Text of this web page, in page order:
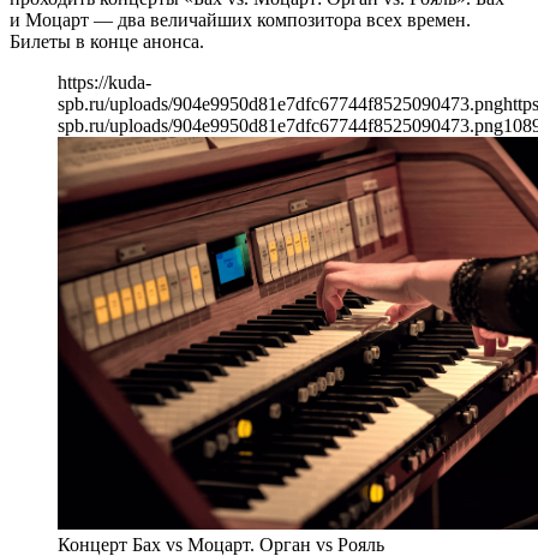
и Моцарт — два величайших композитора всех времен.
Билеты в конце анонса.
https://kuda-
spb.ru/uploads/904e9950d81e7dfc67744f8525090473.png
spb.ru/uploads/904e9950d81e7dfc67744f8525090473.png
Концерт Бах vs Моцарт. Орган vs Рояль